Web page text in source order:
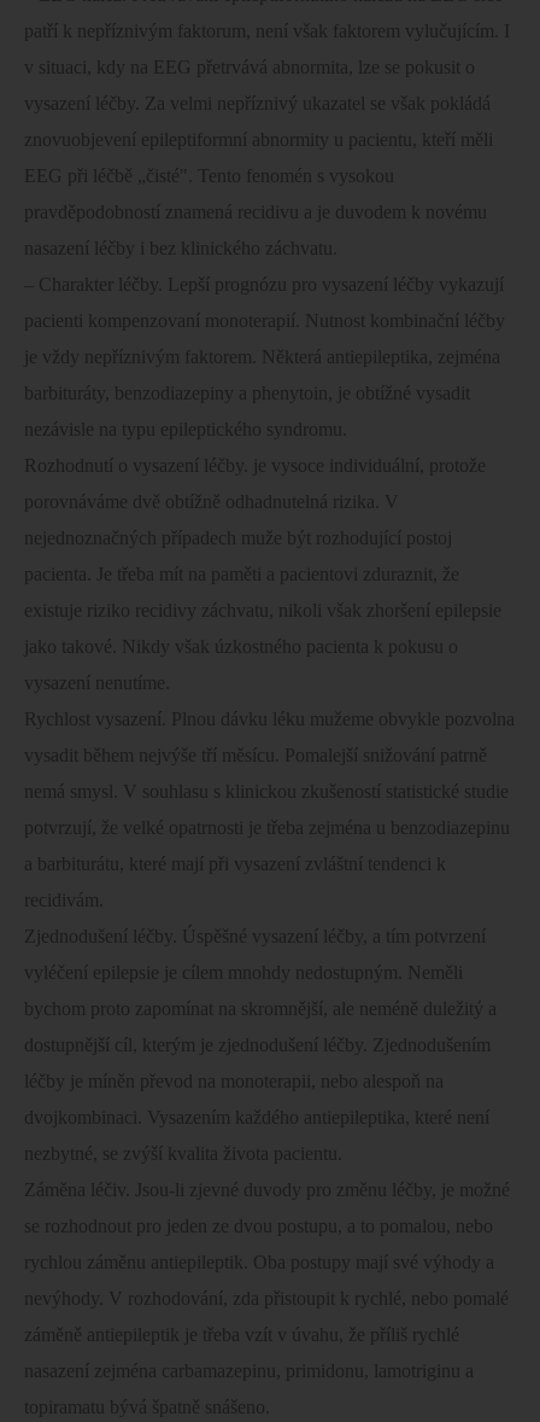
patří k nepříznivým faktorum, není však faktorem vylučujícím. I
v situaci, kdy na EEG přetrvává abnormita, lze se pokusit o
vysazení léčby. Za velmi nepříznivý ukazatel se však pokládá
znovuobjevení epileptiformní abnormity u pacientu, kteří měli
EEG při léčbě „čisté". Tento fenomén s vysokou
pravděpodobností znamená recidivu a je duvodem k novému
nasazení léčby i bez klinického záchvatu.
– Charakter léčby. Lepší prognózu pro vysazení léčby vykazují
pacienti kompenzovaní monoterapií. Nutnost kombinační léčby
je vždy nepříznivým faktorem. Některá antiepileptika, zejména
barbituráty, benzodiazepiny a phenytoin, je obtížné vysadit
nezávisle na typu epileptického syndromu.
Rozhodnutí o vysazení léčby. je vysoce individuální, protože
porovnáváme dvě obtížně odhadnutelná rizika. V
nejednoznačných případech muže být rozhodující postoj
pacienta. Je třeba mít na paměti a pacientovi zduraznit, že
existuje riziko recidivy záchvatu, nikoli však zhoršení epilepsie
jako takové. Nikdy však úzkostného pacienta k pokusu o
vysazení nenutíme.
Rychlost vysazení. Plnou dávku léku mužeme obvykle pozvolna
vysadit během nejvýše tří měsícu. Pomalejší snižování patrně
nemá smysl. V souhlasu s klinickou zkušeností statistické studie
potvrzují, že velké opatrnosti je třeba zejména u benzodiazepinu
a barbiturátu, které mají při vysazení zvláštní tendenci k
recidivám.
Zjednodušení léčby. Úspěšné vysazení léčby, a tím potvrzení
vyléčení epilepsie je cílem mnohdy nedostupným. Neměli
bychom proto zapomínat na skromnější, ale neméně duležitý a
dostupnější cíl, kterým je zjednodušení léčby. Zjednodušením
léčby je míněn převod na monoterapii, nebo alespoň na
dvojkombinaci. Vysazením každého antiepileptika, které není
nezbytné, se zvýší kvalita života pacientu.
Záměna léčiv. Jsou-li zjevné duvody pro změnu léčby, je možné
se rozhodnout pro jeden ze dvou postupu, a to pomalou, nebo
rychlou záměnu antiepileptik. Oba postupy mají své výhody a
nevýhody. V rozhodování, zda přistoupit k rychlé, nebo pomalé
záměně antiepileptik je třeba vzít v úvahu, že příliš rychlé
nasazení zejména carbamazepinu, primidonu, lamotriginu a
topiramatu bývá špatně snášeno.